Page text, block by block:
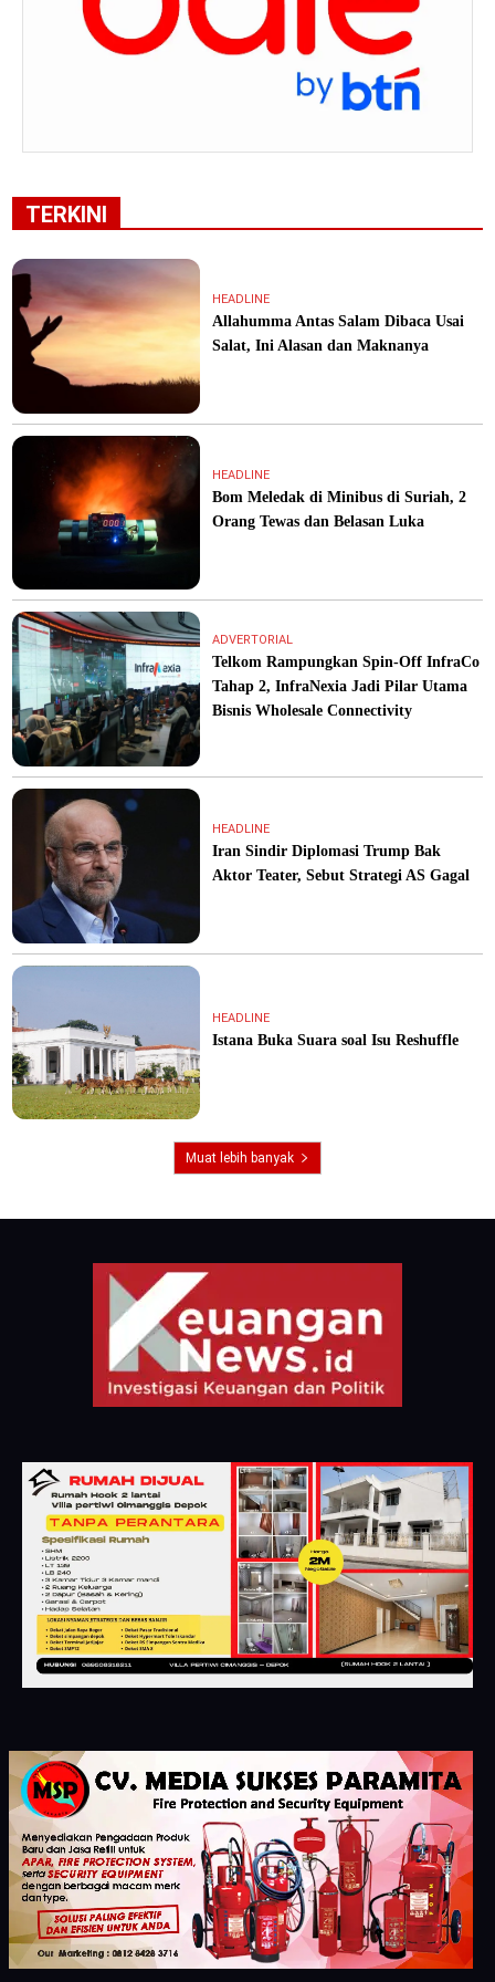
TERKINI
HEADLINE
Allahumma Antas Salam Dibaca Usai
Salat, Ini Alasan dan Maknanya
HEADLINE
Bom Meledak di Minibus di Suriah, 2
Orang Tewas dan Belasan Luka
ADVERTORIAL
Telkom Rampungkan Spin-Off InfraCo
Tahap 2, InfraNexia Jadi Pilar Utama
Bisnis Wholesale Connectivity
HEADLINE
Iran Sindir Diplomasi Trump Bak
Aktor Teater, Sebut Strategi AS Gagal
HEADLINE
Istana Buka Suara soal Isu Reshuffle
Muat lebih banyak